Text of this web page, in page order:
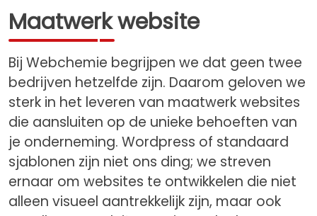
Maatwerk website
Bij Webchemie begrijpen we dat geen twee
bedrijven hetzelfde zijn. Daarom geloven we
sterk in het leveren van maatwerk websites
die aansluiten op de unieke behoeften van
je onderneming. Wordpress of standaard
sjablonen zijn niet ons ding; we streven
ernaar om websites te ontwikkelen die niet
alleen visueel aantrekkelijk zijn, maar ook